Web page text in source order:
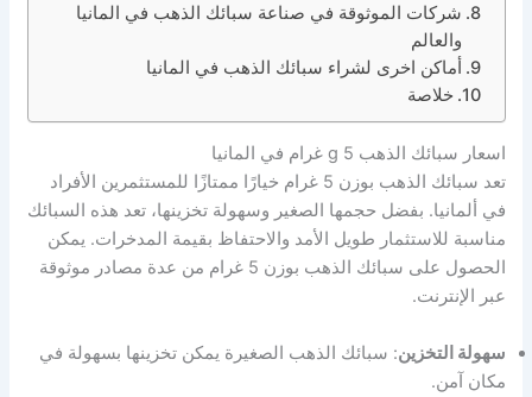
شركات الموثوقة في صناعة سبائك الذهب في المانيا
والعالم
أماكن اخرى لشراء سبائك الذهب في المانيا
خلاصة
اسعار سبائك الذهب 5 g غرام في المانيا
تعد سبائك الذهب بوزن 5 غرام خيارًا ممتازًا للمستثمرين الأفراد
في ألمانيا. بفضل حجمها الصغير وسهولة تخزينها، تعد هذه السبائك
مناسبة للاستثمار طويل الأمد والاحتفاظ بقيمة المدخرات. يمكن
الحصول على سبائك الذهب بوزن 5 غرام من عدة مصادر موثوقة
عبر الإنترنت.
سهولة التخزين: سبائك الذهب الصغيرة يمكن تخزينها بسهولة في
مكان آمن.